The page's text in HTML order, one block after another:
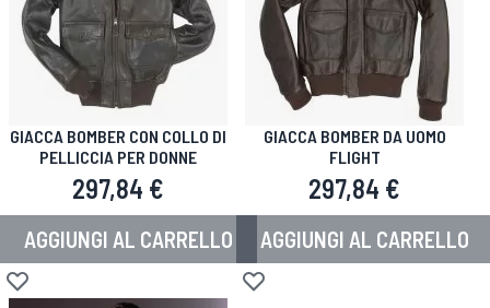
GIACCA BOMBER CON COLLO DI
PELLICCIA PER DONNE
297,84 €
AGGIUNGI AL CARRELLO
Aggiungi alla lista desideri
GIACCA BOMBER DA UOMO
FLIGHT
297,84 €
AGGIUNGI AL CARRELLO
Aggiungi alla lista desideri